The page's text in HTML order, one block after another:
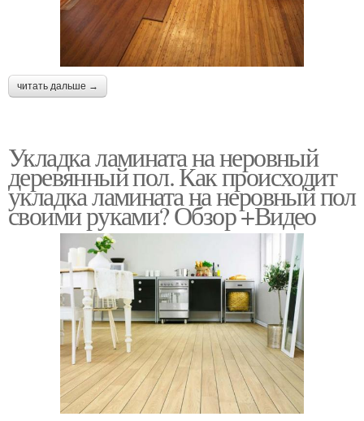
читать дальше →
Укладка ламината на неровный
деревянный пол. Как происходит
укладка ламината на неровный пол
своими руками? Обзор +Видео